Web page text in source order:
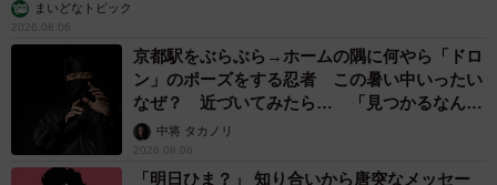
まいどなトピック
2026.08.06
京都駅をぶらぶら→ホームの隅に何やら「ドロ
ン」のポーズをする忍者 この暑い中いったい
なぜ？ 近づいてみたら… 「見つかるなんて
未熟」中将 タカノリ
2026.08.06
「明日ひま？」 知り合いから唐突なメッセー